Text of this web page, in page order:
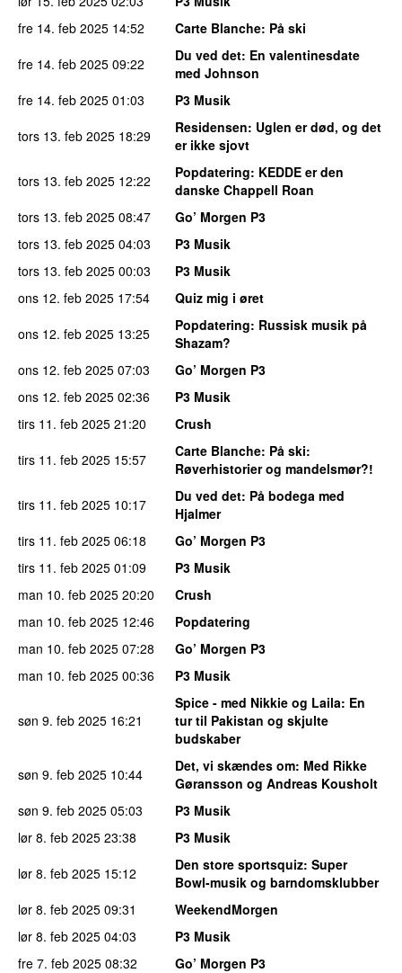
fre 14. feb 2025 14:52 Carte Blanche: På ski
fre 14. feb 2025 09:22 Du ved det: En valentinesdate
med Johnson
fre 14. feb 2025 01:03
P3 Musik
tors 13. feb 2025 18:29 Residensen: Uglen er død, og det
er ikke sjovt
tors 13. feb 2025 12:22 Popdatering: KEDDE er den
danske Chappell Roan
tors 13. feb 2025 08:47
Go’ Morgen P3
tors 13. feb 2025 04:03
P3 Musik
tors 13. feb 2025 00:03
P3 Musik
ons 12. feb 2025 17:54
Quiz mig i øret
ons 12. feb 2025 13:25 Popdatering: Russisk musik på
Shazam?
ons 12. feb 2025 07:03
Go’ Morgen P3
ons 12. feb 2025 02:36
P3 Musik
tirs 11. feb 2025 21:20
Crush
tirs 11. feb 2025 15:57 Carte Blanche: På ski:
Røverhistorier og mandelsmør?!
tirs 11. feb 2025 10:17 Du ved det: På bodega med
Hjalmer
tirs 11. feb 2025 06:18
Go’ Morgen P3
tirs 11. feb 2025 01:09
P3 Musik
man 10. feb 2025 20:20
Crush
man 10. feb 2025 12:46
Popdatering
man 10. feb 2025 07:28
Go’ Morgen P3
man 10. feb 2025 00:36 P3 Musik
søn 9. feb 2025 16:21
Spice - med Nikkie og Laila: En
tur til Pakistan og skjulte
budskaber
søn 9. feb 2025 10:44 Det, vi skændes om: Med Rikke
Gøransson og Andreas Kousholt
søn 9. feb 2025 05:03
P3 Musik
lør 8. feb 2025 23:38
P3 Musik
lør 8. feb 2025 15:12 Den store sportsquiz: Super
Bowl-musik og barndomsklubber
lør 8. feb 2025 09:31
WeekendMorgen
lør 8. feb 2025 04:03
P3 Musik
fre 7. feb 2025 08:32
Go’ Morgen P3